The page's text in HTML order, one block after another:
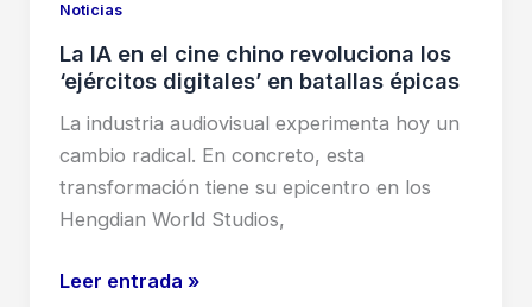
Noticias
La IA en el cine chino revoluciona los
‘ejércitos digitales’ en batallas épicas
La industria audiovisual experimenta hoy un
cambio radical. En concreto, esta
transformación tiene su epicentro en los
Hengdian World Studios,
La
Leer entrada »